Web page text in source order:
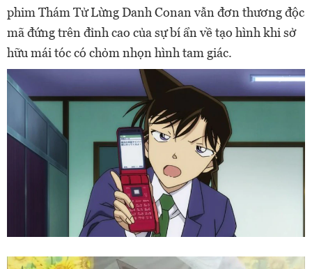
phim Thám Tử Lừng Danh Conan vẫn đơn thương độc
mã đứng trên đỉnh cao của sự bí ẩn về tạo hình khi sở
hữu mái tóc có chỏm nhọn hình tam giác.